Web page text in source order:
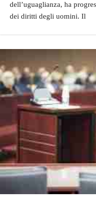
dell’uguaglianza, ha
dei diritti degli uomini. Il